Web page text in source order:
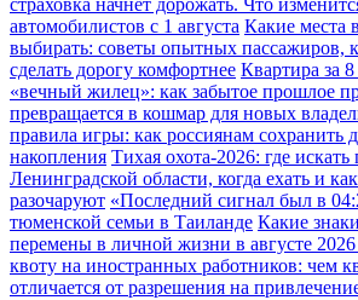
страховка начнёт дорожать. Что
автомобилистов с 1 августа Какие места
выбирать: советы опытных пассажиров,
сделать дорогу комфортнее Квартира за
«вечный жилец»: как забытое прошлое
превращается в кошмар для новых
правила игры: как россиянам сохранить
накопления Тихая охота-2026: где
Ленинградской области, когда ехать и
разочаруют «Последний сигнал был в
тюменской семьи в Таиланде Какие
перемены в личной жизни в августе 2026
квоту на иностранных работников: чем
отличается от разрешения на